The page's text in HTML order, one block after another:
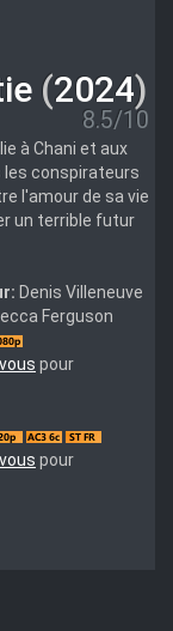
(2024)
8.5/10
à Chani et aux
les conspirateurs
l'amour de sa vie
un terrible futur
Denis Villeneuve
Ferguson
pour
pour